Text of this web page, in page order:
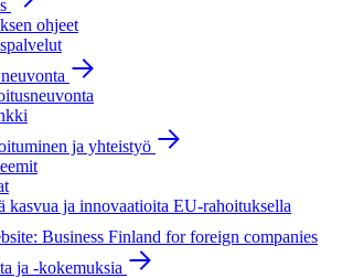
ohjeet
ja yhteistyö
kasvua ja innovaatioita EU-rahoituksella
Business Finland for foreign companies
ja -kokemuksia